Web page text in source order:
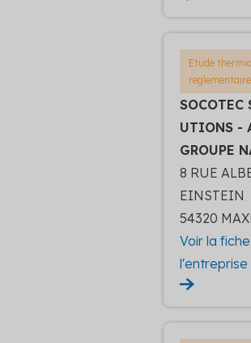
Etude
reglementaire
SOCOTEC
UTIONS -
GROUPE
8 RUE
EINSTEIN
54320
Voir la
l'entreprise